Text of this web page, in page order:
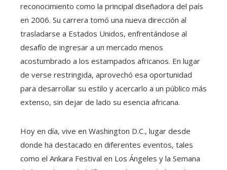
reconocimiento como la principal diseñadora del país
en 2006. Su carrera tomó una nueva dirección al
trasladarse a Estados Unidos, enfrentándose al
desafío de ingresar a un mercado menos
acostumbrado a los estampados africanos. En lugar
de verse restringida, aprovechó esa oportunidad
para desarrollar su estilo y acercarlo a un público más
extenso, sin dejar de lado su esencia africana.
Hoy en día, vive en Washington D.C., lugar desde
donde ha destacado en diferentes eventos, tales
como el Ankara Festival en Los Ángeles y la Semana